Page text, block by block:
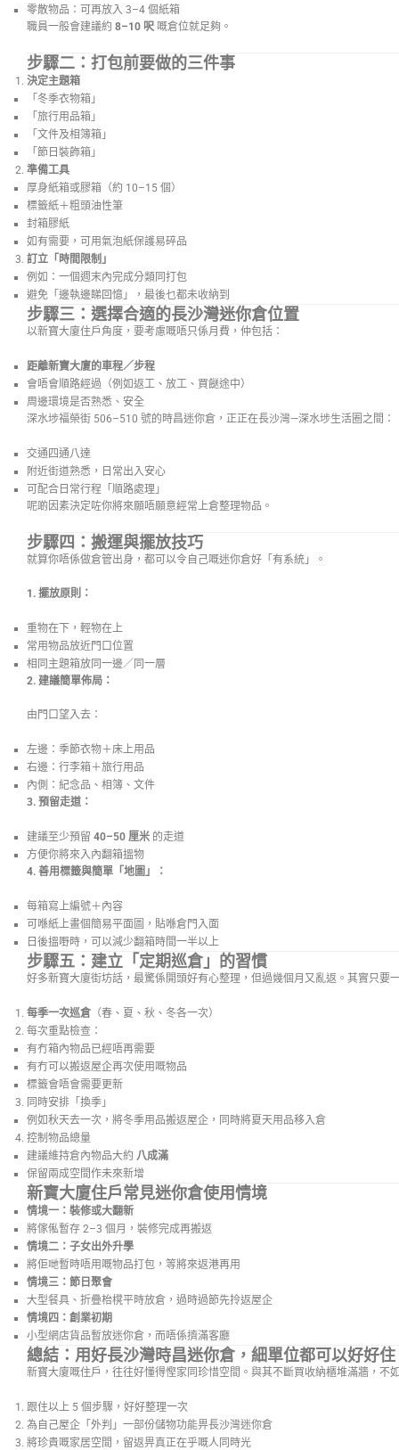
零散物品：可再放入 3–4 個紙箱
職員一般會建議約 8–10 呎 嘅倉位就足夠。
步驟二：打包前要做的三件事
決定主題箱
「冬季衣物箱」
「旅行用品箱」
「文件及相簿箱」
「節日裝飾箱」
準備工具
厚身紙箱或膠箱（約 10–15 個）
標籤紙＋粗頭油性筆
封箱膠紙
如有需要，可用氣泡紙保護易碎品
訂立「時間限制」
例如：一個週末內完成分類同打包
避免「邊執邊睇回憶」，最後乜都未收納到
步驟三：選擇合適的長沙灣迷你倉位置
以新寶大廈住戶角度，要考慮嘅唔只係月費，仲包括：
距離新寶大廈的車程／步程
會唔會順路經過（例如返工、放工、買餸途中）
周邊環境是否熟悉、安全
深水埗福榮街 506–510 號的時昌迷你倉，正正在長沙灣—深水埗生活圈之間：
交通四通八達
附近街道熟悉，日常出入安心
可配合日常行程「順路處理」
呢啲因素決定咗你將來願唔願意經常上倉整理物品。
步驟四：搬運與擺放技巧
就算你唔係做倉管出身，都可以令自己嘅迷你倉好「有系統」。
1. 擺放原則：
重物在下，輕物在上
常用物品放近門口位置
相同主題箱放同一邊／同一層
2. 建議簡單佈局：
由門口望入去：
左邊：季節衣物＋床上用品
右邊：行李箱＋旅行用品
內側：紀念品、相簿、文件
3. 預留走道：
建議至少預留 40–50 厘米 的走道
方便你將來入內翻箱搵物
4. 善用標籤與簡單「地圖」：
每箱寫上編號＋內容
可喺紙上畫個簡易平面圖，貼喺倉門入面
日後搵嘢時，可以減少翻箱時間一半以上
步驟五：建立「定期巡倉」的習慣
好多新寶大廈街坊話，最驚係開頭好有心整理，但過幾個月又亂返。其實只要
每季一次巡倉 （春、夏、秋、冬各一次）
每次重點檢查：
有冇箱內物品已經唔再需要
有冇可以搬返屋企再次使用嘅物品
標籤會唔會需要更新
同時安排「換季」
例如秋天去一次，將冬季用品搬返屋企，同時將夏天用品移入倉
控制物品總量
建議維持倉內物品大約 八成滿
保留兩成空間作未來新增
新寶大廈住戶常見迷你倉使用情境
情境一：裝修或大翻新
將傢俬暫存 2–3 個月，裝修完成再搬返
情境二：子女出外升學
將佢哋暫時唔用嘅物品打包，等將來返港再用
情境三：節日聚會
大型餐具、折疊枱櫈平時放倉，過時過節先拎返屋企
情境四：創業初期
小型網店貨品暫放迷你倉，而唔係擠滿客廳
總結：用好長沙灣時昌迷你倉，細單位都可以好好住
新寶大廈嘅住戶，往往好懂得慳家同珍惜空間。與其不斷買收納櫃堆滿牆，不
跟住以上 5 個步驟，好好整理一次
為自己屋企「外判」一部份儲物功能畀長沙灣迷你倉
將珍貴嘅家居空間，留返畀真正在乎嘅人同時光